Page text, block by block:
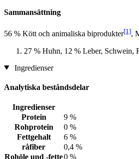
Sammansättning
56 % Kött och animaliska biprodukter[1],
27 % Huhn, 12 % Leber, Schwein,
Ingredienser
Analytiska beståndsdelar
Ingredienser
Protein
9 %
Rohprotein
0 %
Fettgehalt
6 %
råfiber
0,4 %
Rohöle und -fette0 %